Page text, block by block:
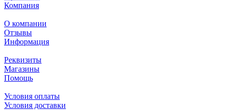
Компания
О компании
Отзывы
Информация
Реквизиты
Магазины
Помощь
Условия оплаты
Условия доставки